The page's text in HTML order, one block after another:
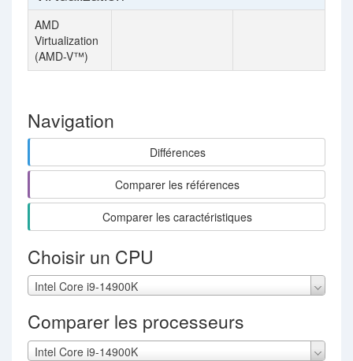
AMD
Virtualization
(AMD-V™)
Navigation
Différences
Comparer les références
Comparer les caractéristiques
Choisir un CPU
Intel Core i9-14900K
Comparer les processeurs
Intel Core i9-14900K